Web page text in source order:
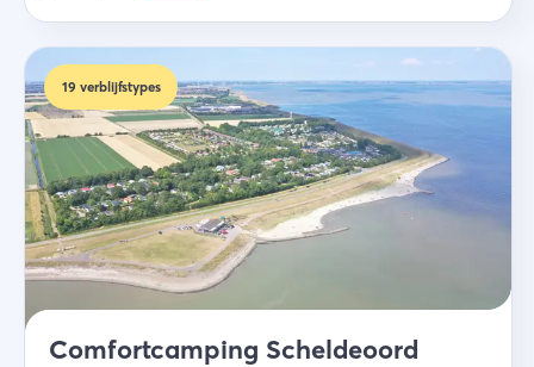
19 verblijfstypes
Comfortcamping Scheldeoord